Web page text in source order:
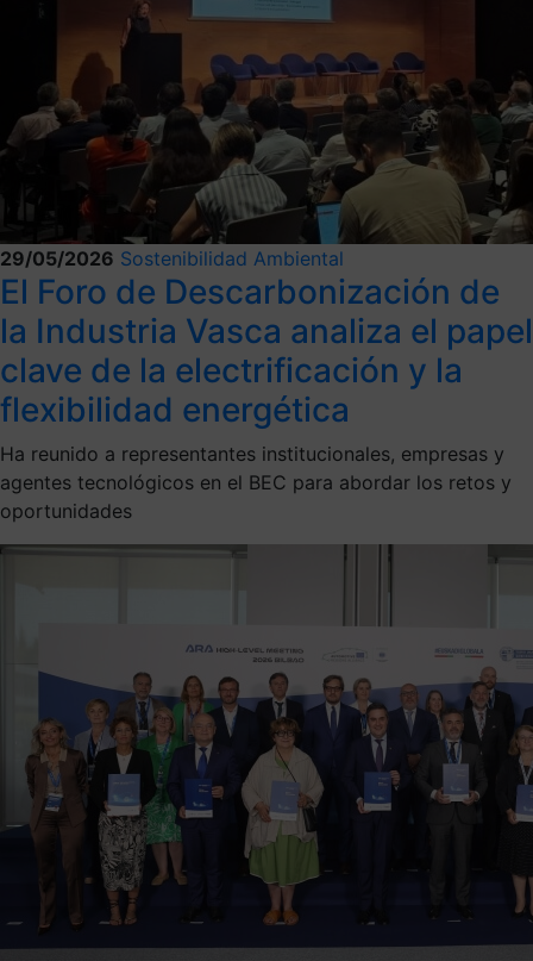
29/05/2026 Sostenibilidad Ambiental
El Foro de Descarbonización de
la Industria Vasca analiza el papel
clave de la electrificación y la
flexibilidad energética
Ha reunido a representantes institucionales, empresas y
agentes tecnológicos en el BEC para abordar los retos y
oportunidades